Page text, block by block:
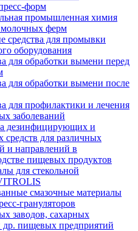
форм
промышленная химия
молочных ферм
для промывки
оборудования
для обработки вымени перед
для обработки вымени после
для профилактики и лечения
заболеваний
дезинфицирующих и
для различных
и направлений в
пищевых продуктов
для стекольной
смазочные материалы
грануляторов
заводов, сахарных
др. пищевых предприятий